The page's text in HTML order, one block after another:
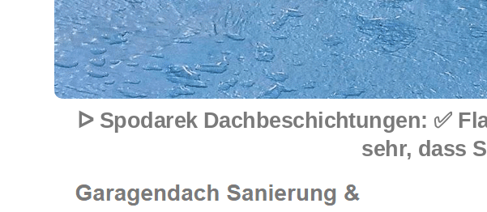
ᐅ Spodarek Dachbeschichtungen: ✅
sehr, dass